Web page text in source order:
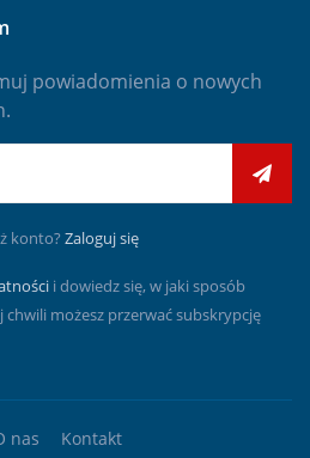
powiadomienia o nowych
konto? Zaloguj się
i dowiedz się, w jaki sposób
możesz przerwać subskrypcję
nas Kontakt